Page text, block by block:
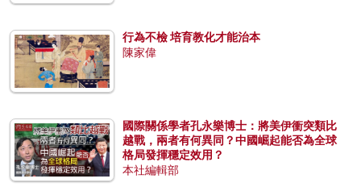
行為不檢 培育教化才能治本
陳家偉
國際關係學者孔永樂博士：將美伊衝突類比
越戰，兩者有何異同？中國崛起能否為全球
格局發揮穩定效用？
本社編輯部